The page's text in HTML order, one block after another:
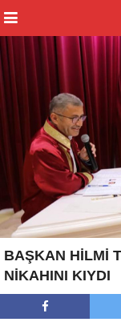
BAŞKAN HİLMİ
NİKAHINI KIYDI